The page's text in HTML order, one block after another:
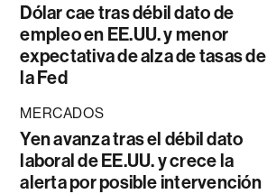
Dólar cae tras débil dato de
empleo en EE.UU. y menor
expectativa de alza de tasas de
la Fed
MERCADOS
Yen avanza tras el débil dato
laboral de EE.UU. y crece la
alerta por posible intervención